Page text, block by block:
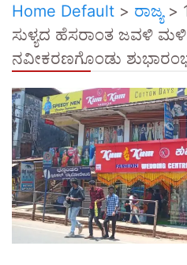
Home Default > ರಾಜ್ಯ>
ಸುಳ್ಯದ ಹೆಸರಾಂತ ಜವಳಿ
ನವೀಕರಣಗೊಂಡು